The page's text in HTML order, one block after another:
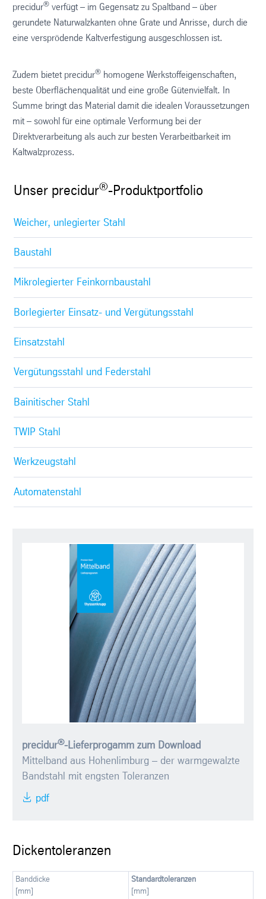
precidur®verfügt – im Gegensatz zu Spaltband – über
gerundete Naturwalzkanten ohne Grate und Anrisse, durch die
eine versprödende Kaltverfestigung ausgeschlossen ist.
Zudem bietet precidur®homogene Werkstoffeigenschaften,
beste Oberflächenqualität und eine große Gütenvielfalt. In
Summe bringt das Material damit die idealen Voraussetzungen
mit – sowohl für eine optimale Verformung bei der
Direktverarbeitung als auch zur besten Verarbeitbarkeit im
Kaltwalzprozess.
Unser precidur®-Produktportfolio
Weicher, unlegierter Stahl
Baustahl
Mikrolegierter Feinkornbaustahl
Borlegierter Einsatz- und Vergütungsstahl
Einsatzstahl
Vergütungsstahl und Federstahl
Bainitischer Stahl
TWIP Stahl
Werkzeugstahl
Automatenstahl
precidur®-Lieferprogamm zum Download
Mittelband aus Hohenlimburg – der warmgewalzte
Bandstahl mit engsten Toleranzen​
pdf
Dickentoleranzen
Banddicke
[mm]
Standardtoleranzen
[mm]